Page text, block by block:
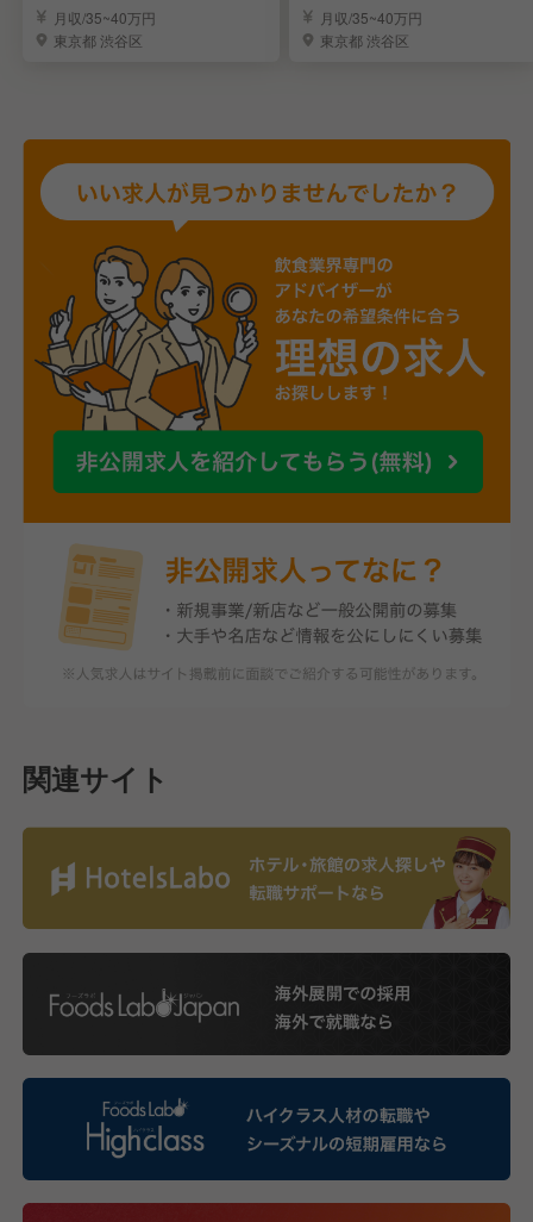
気店の店長候補募集
月収/35~40万円
東京都 渋谷区
「オモテサンドリア」
月収/35~40万円
東京都 渋谷区
関連サイト